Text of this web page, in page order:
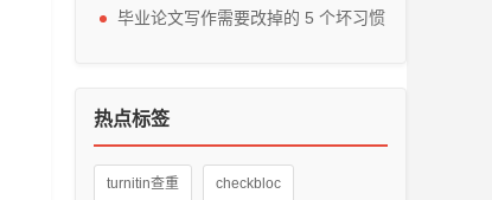
毕业论文写作需要改掉的 5 个坏习惯
热点标签
turnitin查重 checkbloc